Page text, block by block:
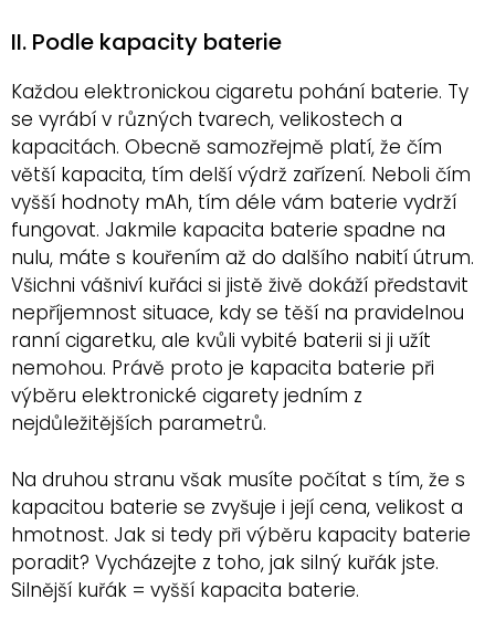
II. Podle kapacity baterie
Každou elektronickou cigaretu pohání baterie. Ty
se vyrábí v různých tvarech, velikostech a
kapacitách. Obecně samozřejmě platí, že čím
větší kapacita, tím delší výdrž zařízení. Neboli čím
vyšší hodnoty mAh, tím déle vám baterie vydrží
fungovat. Jakmile kapacita baterie spadne na
nulu, máte s kouřením až do dalšího nabití útrum.
Všichni vášniví kuřáci si jistě živě dokáží představit
nepříjemnost situace, kdy se těší na pravidelnou
ranní cigaretku, ale kvůli vybité baterii si ji užít
nemohou. Právě proto je kapacita baterie při
výběru elektronické cigarety jedním z
nejdůležitějších parametrů.
Na druhou stranu však musíte počítat s tím, že s
kapacitou baterie se zvyšuje i její cena, velikost a
hmotnost. Jak si tedy při výběru kapacity baterie
poradit? Vycházejte z toho, jak silný kuřák jste.
Silnější kuřák = vyšší kapacita baterie.